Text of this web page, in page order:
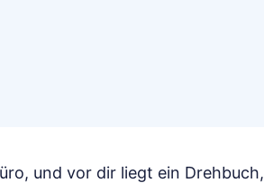
und vor dir liegt ein Drehbuch,